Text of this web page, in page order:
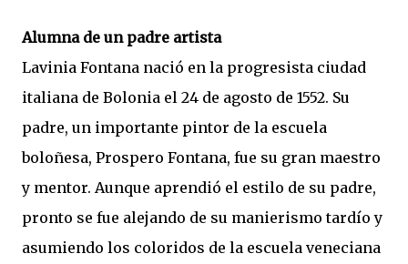
Alumna de un padre artista
Lavinia Fontana nació en la progresista ciudad
italiana de Bolonia el 24 de agosto de 1552. Su
padre, un importante pintor de la escuela
boloñesa, Prospero Fontana, fue su gran maestro
y mentor. Aunque aprendió el estilo de su padre,
pronto se fue alejando de su manierismo tardío y
asumiendo los coloridos de la escuela veneciana